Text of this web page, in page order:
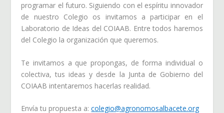
programar el futuro. Siguiendo con el espíritu innovador
de nuestro Colegio os invitamos a participar en el
Laboratorio de Ideas del COIAAB. Entre todos haremos
del Colegio la organización que queremos.
Te invitamos a que propongas, de forma individual o
colectiva, tus ideas y desde la Junta de Gobierno del
COIAAB intentaremos hacerlas realidad.
Envía tu propuesta a:colegio@agronomosalbacete.org